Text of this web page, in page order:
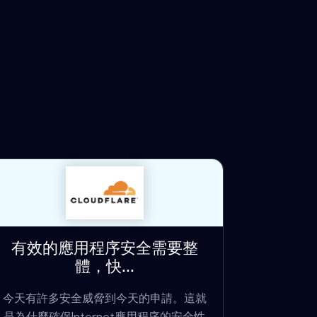
有效的應用程序安全需要整
體，快...
今天有許多安全威脅到今天的申請。這就